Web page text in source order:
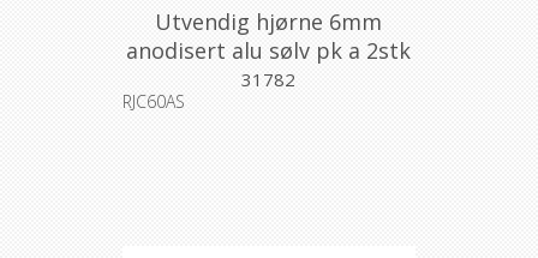
Utvendig hjørne 6mm
anodisert alu sølv pk a 2stk
31782
RJC60AS